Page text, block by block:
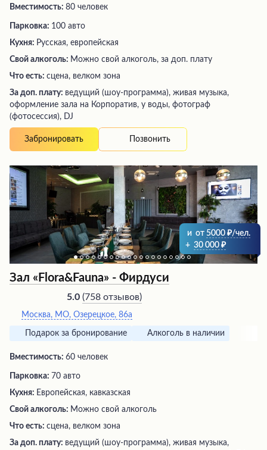
Вместимость: 80 человек
Парковка: 100 авто
Кухня: Русская, европейская
Свой алкоголь: Можно свой алкоголь, за доп. плату
Что есть: сцена, велком зона
За доп. плату: ведущий (шоу-программа), живая музыка,
оформление зала на Корпоратив, у воды, фотограф
(фотосессия), DJ
Забронировать Позвонить
и от 5000
/чел.
+ 30 000
Зал «Flora&Fauna» - Фирдуси
5.0 (758 отзывов)
Москва, МО, Озерецкое, 86а
Подарок за бронирование Алкоголь в наличии
Вместимость: 60 человек
Парковка: 70 авто
Кухня: Европейская, кавказская
Свой алкоголь: Можно свой алкоголь
Что есть: сцена, велком зона
За доп. плату: ведущий (шоу-программа), живая музыка,